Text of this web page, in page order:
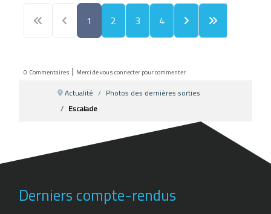
1 2 3 4
0 Commentaires | Merci de vous connecter pour commenter
Actualité
Photos des dernières sorties
Escalade
Derniers compte-rendus